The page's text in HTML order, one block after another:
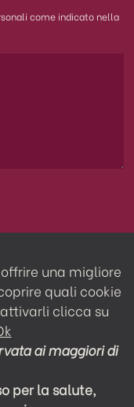
come indicato nella
una migliore
quali cookie
clicca su
ai maggiori di
per la salute,